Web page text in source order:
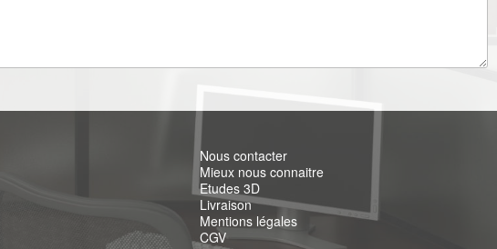
Nous contacter
Mieux nous connaitre
Etudes 3D
Livraison
Mentions légales
CGV